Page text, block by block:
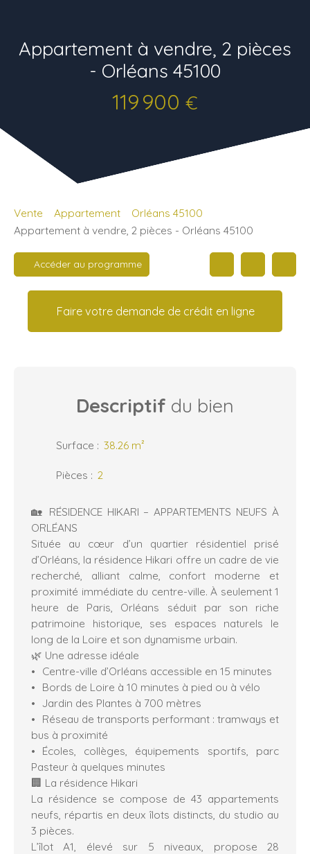
Appartement à vendre, 2 pièces
- Orléans 45100
119 900 €
Vente Appartement
Orléans 45100
Appartement à vendre, 2 pièces - Orléans 45100
Accéder au programme
Faire votre demande de crédit en ligne
Descriptif du bien
Surface : 38.26 m²
Pièces : 2
🏡 RÉSIDENCE HIKARI – APPARTEMENTS NEUFS À
ORLÉANS
Située au cœur d’un quartier résidentiel prisé
d’Orléans, la résidence Hikari offre un cadre de vie
recherché, alliant calme, confort moderne et
proximité immédiate du centre-ville. À seulement 1
heure de Paris, Orléans séduit par son riche
patrimoine historique, ses espaces naturels le
long de la Loire et son dynamisme urbain.
🌿 Une adresse idéale
Centre-ville d’Orléans accessible en 15 minutes
Bords de Loire à 10 minutes à pied ou à vélo
Jardin des Plantes à 700 mètres
Réseau de transports performant : tramways et
bus à proximité
Écoles, collèges, équipements sportifs, parc
Pasteur à quelques minutes
🏢 La résidence Hikari
La résidence se compose de 43 appartements
neufs, répartis en deux îlots distincts, du studio au
3 pièces.
L’îlot A1, élevé sur 5 niveaux, propose 28